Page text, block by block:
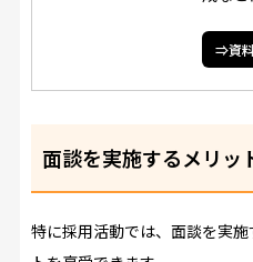
⇒資
面談を実施するメリッ
特に採用活動では、面談を実